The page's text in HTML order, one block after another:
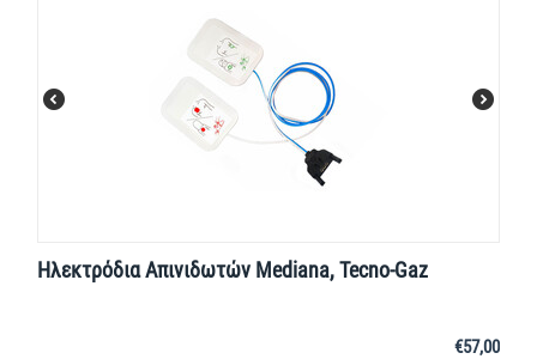
Ηλεκτρόδια Απινιδωτών Mediana, Tecno-Gaz
€57,00